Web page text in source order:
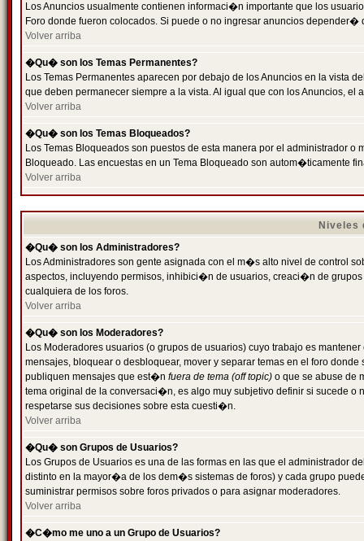
Los Anuncios usualmente contienen informaci�n importante que los
Foro donde fueron colocados. Si puede o no ingresar anuncios
Volver arriba
�Qu� son los Temas Permanentes?
Los Temas Permanentes aparecen por debajo de los Anuncios en la
que deben permanecer siempre a la vista. Al igual que con los Anuncios,
Volver arriba
�Qu� son los Temas Bloqueados?
Los Temas Bloqueados son puestos de esta manera por el administrador
Bloqueado. Las encuestas en un Tema Bloqueado son autom�ticamente
Volver arriba
Niveles
�Qu� son los Administradores?
Los Administradores son gente asignada con el m�s alto nivel de control
aspectos, incluyendo permisos, inhibici�n de usuarios, creaci�n de
cualquiera de los foros.
Volver arriba
�Qu� son los Moderadores?
Los Moderadores usuarios (o grupos de usuarios) cuyo trabajo es
mensajes, bloquear o desbloquear, mover y separar temas en el foro
publiquen mensajes que est�n fuera de tema (off topic) o que se abuse de
tema original de la conversaci�n, es algo muy subjetivo definir si sucede
respetarse sus decisiones sobre esta cuesti�n.
Volver arriba
�Qu� son Grupos de Usuarios?
Los Grupos de Usuarios es una de las formas en las que el administrador
distinto en la mayor�a de los dem�s sistemas de foros) y cada grupo
suministrar permisos sobre foros privados o para asignar moderadores.
Volver arriba
�C�mo me uno a un Grupo de Usuarios?